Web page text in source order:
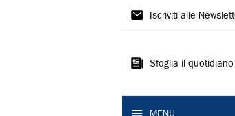
Il
Iscriviti alle
Sfoglia il quotidiano